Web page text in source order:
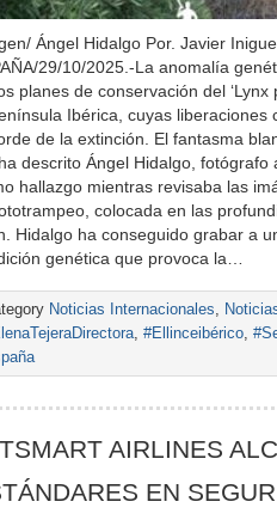
Ángel Hidalgo Por. Javier
29/10/2025.-La anomalía
planes de conservación del ‘Lynx
Ibérica, cuyas
de la extinción. El fantasma
descrito Ángel Hidalgo,
hallazgo mientras revisaba las
colocada en las
Hidalgo ha conseguido grabar a
genética que provoca la…
Noticias Internacionales,
, #Ellinceibérico,
AIRLINES
EN